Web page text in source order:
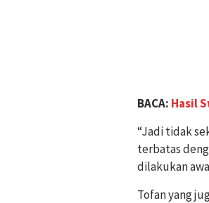
BACA: Hasil
“Jadi tidak
terbatas
dilakukan
Tofan yang